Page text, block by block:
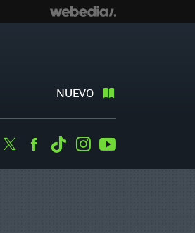
NUEVO
TwitterFacebook
TiktokInstagram